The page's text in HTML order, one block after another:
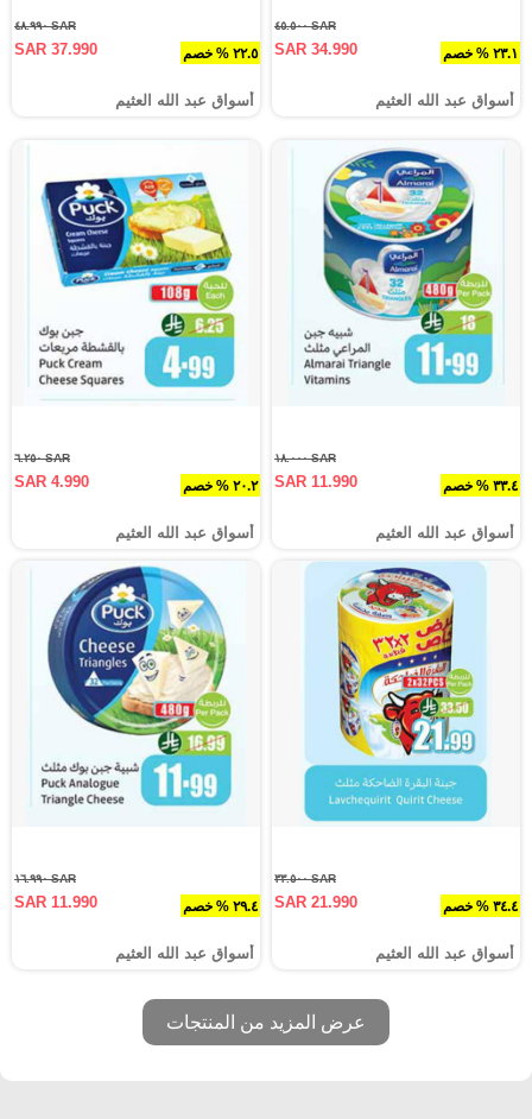
٢٣.١ % خصم
SAR ٤٥.٥٠٠
SAR 34.990
أسواق عبد الله العثيم
٢٢.٥ % خصم
SAR ٤٨.٩٩٠
SAR 37.990
أسواق عبد الله العثيم
٣٣.٤ % خصم
SAR ١٨.٠٠٠
SAR 11.990
أسواق عبد الله العثيم
٢٠.٢ % خصم
SAR ٦.٢٥٠
SAR 4.990
أسواق عبد الله العثيم
٣٤.٤ % خصم
SAR ٣٣.٥٠٠
SAR 21.990
أسواق عبد الله العثيم
٢٩.٤ % خصم
SAR ١٦.٩٩٠
SAR 11.990
أسواق عبد الله العثيم
عرض المزيد من المنتجات